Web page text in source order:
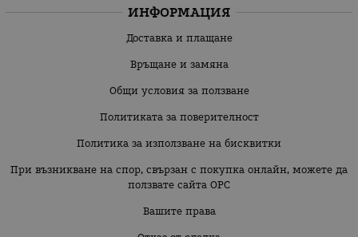
ИНФОРМАЦИЯ
Доставка и плащане
Връщане и замяна
Общи условия за ползване
Политиката за поверителност
Политика за използване на бисквитки
При възникване на спор, свързан с покупка онлайн, можете да
ползвате сайта ОРС
Вашите права